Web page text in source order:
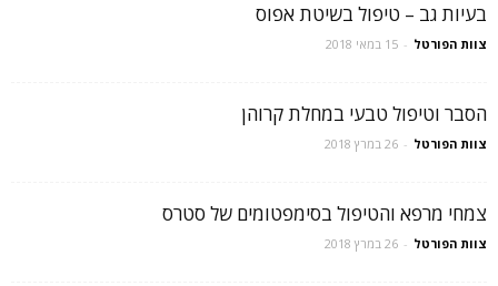
בעיות גב – טיפול בשיטת אפוס
צוות הפורטל - 15 במאי 2018
הסבר וטיפול טבעי במחלת קרוהן
צוות הפורטל - 26 במרץ 2018
צמחי מרפא והטיפול בסימפטומים של סטרס
צוות הפורטל - 26 במרץ 2018